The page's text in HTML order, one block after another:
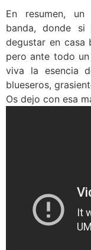
En resumen,
banda, donde
degustar en casa
pero ante todo
viva la esencia
blueseros,
Os dejo con esa